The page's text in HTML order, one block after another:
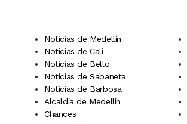
Noticias de Medellín
Noticias de Cali
Noticias de Bello
Noticias de Sabaneta
Noticias de Barbosa
Alcaldía de Medellín
Chances